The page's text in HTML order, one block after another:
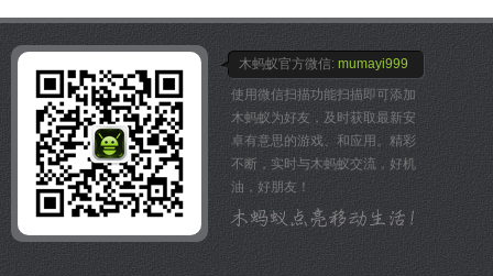
木蚂蚁官方微信: mumayi999
使用微信扫描功能扫描即可添加
木蚂蚁为好友，及时获取最新安
卓有意思的游戏、和应用。精彩
不断，实时与木蚂蚁交流，好机
油，好朋友！